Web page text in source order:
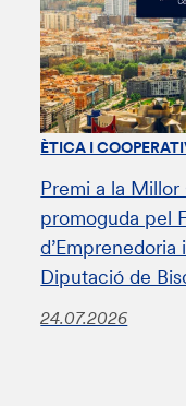
ÈTICA I
Premi a la
promoguda pel
Diputació de
24.07.2026